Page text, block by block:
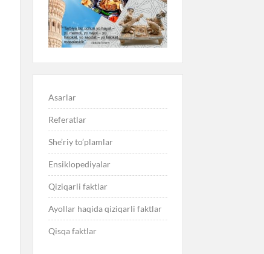
Asarlar
Referatlar
She’riy to’plamlar
Ensiklopediyalar
Qiziqarli faktlar
Ayollar haqida qiziqarli faktlar
Qisqa faktlar